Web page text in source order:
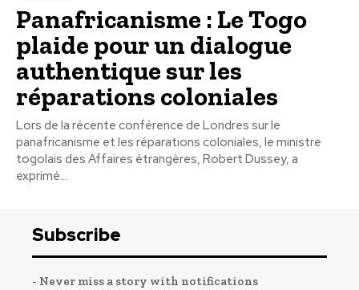
Panafricanisme : Le Togo
plaide pour un dialogue
authentique sur les
réparations coloniales
Lors de la récente conférence de Londres sur le
panafricanisme et les réparations coloniales, le ministre
togolais des Affaires étrangères, Robert Dussey, a
exprimé...
Subscribe
- Never miss a story with notifications